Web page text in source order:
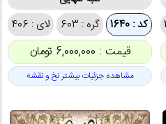
کد : 1640 گره : 603 لای : 406
قیمت : 6,000,000 تومان
مشاهده جزئیات بیشتر نخ و نقشه